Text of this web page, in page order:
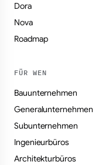
Dora
Nova
Roadmap
FÜR WEN
Bauunternehmen
Generalunternehmen
Subunternehmen
Ingenieurbüros
Architekturbüros